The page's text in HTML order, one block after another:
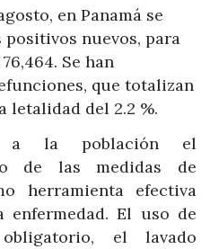
en Panamá se
positivos nuevos, para
Se han
que totalizan
letalidad del 2.2 %.
a la población el
de las medidas de
herramienta efectiva
El uso de
el lavado